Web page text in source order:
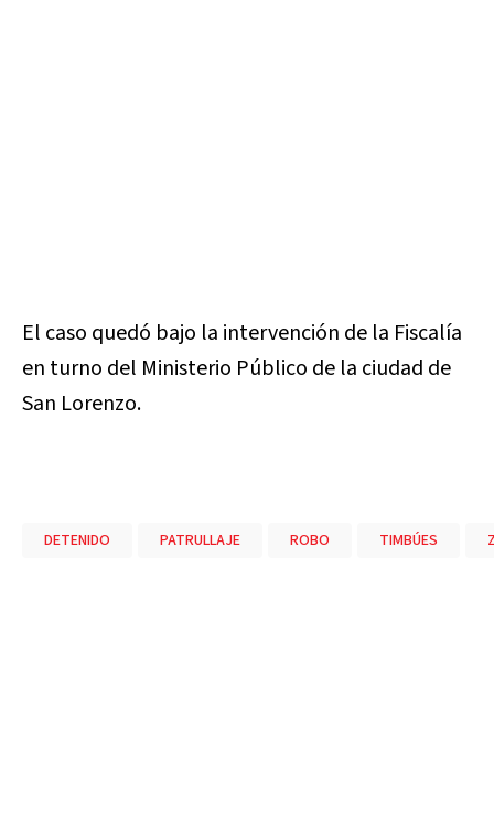
El caso quedó bajo la intervención de la Fiscalía
en turno del Ministerio Público de la ciudad de
San Lorenzo.
DETENIDO PATRULLAJE ROBO TIMBÚES